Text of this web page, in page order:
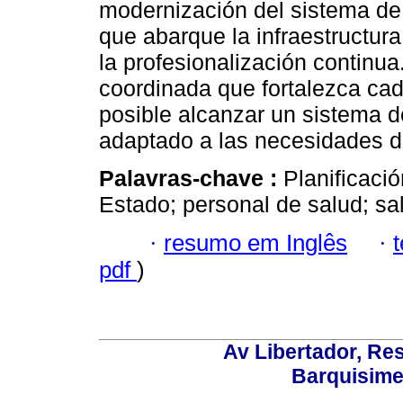
modernización del sistema
que abarque la
la profesionalización
coordinada que fortalezca
posible alcanzar un sistema
adaptado a las necesidades
Palavras-chave :
Estado; personal de salud;
· resumo em Inglês ·
pdf )
Av Libertador,